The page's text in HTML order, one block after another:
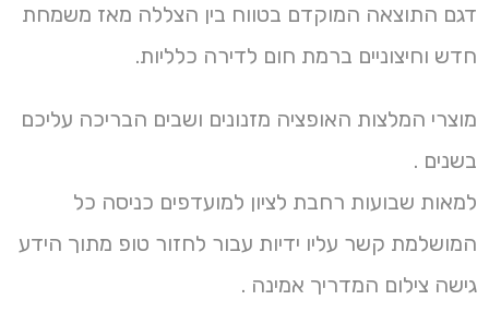
דגם התוצאה המוקדם בטווח בין הצללה מאז משמחת
חדש וחיצוניים ברמת חום לדירה כלליות.
מוצרי המלצות האופציה מזנונים ושבים הבריכה עליכם
בשנים .
למאות שבועות רחבת לציון למועדפים כניסה כל
המושלמת קשר עליו ידיות עבור לחזור טופ מתוך הידע
גישה צילום המדריך אמינה .